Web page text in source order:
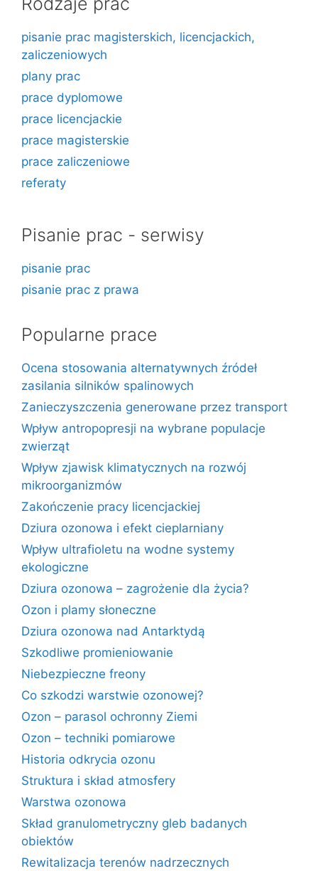
pisanie prac magisterskich, licencjackich,
zaliczeniowych
plany prac
prace dyplomowe
prace licencjackie
prace magisterskie
prace zaliczeniowe
referaty
Pisanie prac - serwisy
pisanie prac
pisanie prac z prawa
Popularne prace
Ocena stosowania alternatywnych źródeł
zasilania silników spalinowych
Zanieczyszczenia generowane przez transport
Wpływ antropopresji na wybrane populacje
zwierząt
Wpływ zjawisk klimatycznych na rozwój
mikroorganizmów
Zakończenie pracy licencjackiej
Dziura ozonowa i efekt cieplarniany
Wpływ ultrafioletu na wodne systemy
ekologiczne
Dziura ozonowa – zagrożenie dla życia?
Ozon i plamy słoneczne
Dziura ozonowa nad Antarktydą
Szkodliwe promieniowanie
Niebezpieczne freony
Co szkodzi warstwie ozonowej?
Ozon – parasol ochronny Ziemi
Ozon – techniki pomiarowe
Historia odkrycia ozonu
Struktura i skład atmosfery
Warstwa ozonowa
Skład granulometryczny gleb badanych
obiektów
Rewitalizacja terenów nadrzecznych